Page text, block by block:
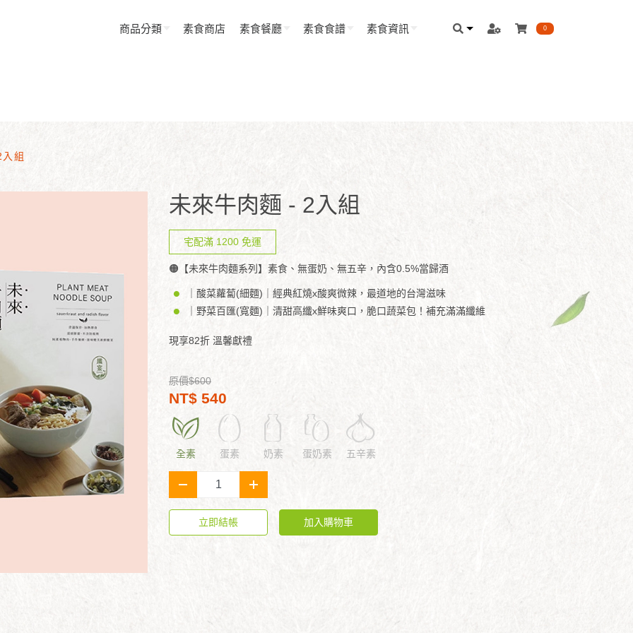
商品分類 素食商店 素食餐廳 素食食譜 素食資訊 0
組
未來牛肉麵 - 2入組
宅配滿 1200 免運
🟠【未來牛肉麵系列】素食、無蛋奶、無五辛，內含0.5%當歸酒
｜酸菜蘿蔔(細麵)｜經典紅燒x酸爽微辣，最道地的台灣滋味
｜野菜百匯(寬麵)｜清甜高纖x鮮味爽口，脆口蔬菜包！補充滿滿纖維
現享82折 溫馨獻禮
原價$600
NT$ 540
全素 蛋素 奶素 蛋奶素 五辛素
- +
立即結帳 加入購物車